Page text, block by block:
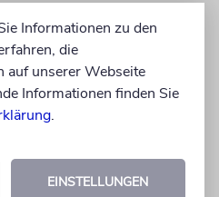
Stelle um
Schabbat zu brechen
Hieraus lässt
Würde« ableiten, die
in Bezug auf die
Ohnehin heißt die
Informationen zu den
die
auf unserer Webseite
Informationen finden Sie
.
EINSTELLUNGEN